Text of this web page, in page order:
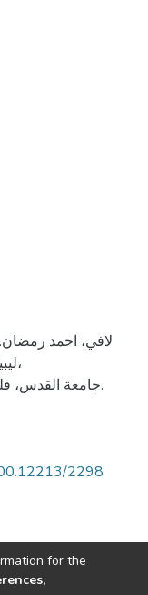
جامعة القدس،
2298
for the